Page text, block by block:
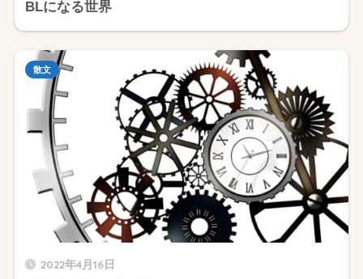
BLになる世界
2022年4月16日
散文